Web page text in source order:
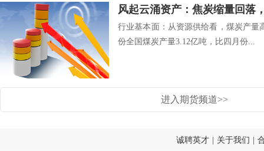
风起云涌资产：焦炭缩量回落
行业基本面：从资源供给看，煤炭产量
份全国煤炭产量3.12亿吨，比四月份...
进入期货频道>>
诚聘英才 关于我们